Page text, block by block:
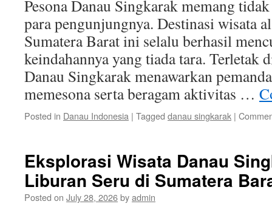
Pesona Danau Singkarak memang
para pengunjungnya. Destinasi wisata
Sumatera Barat ini selalu berhasil
keindahannya yang tiada tara. Terletak
Danau Singkarak menawarkan
memesona serta beragam aktivitas …
Posted in Danau Indonesia | Tagged danau singkarak |
Eksplorasi Wisata Danau
Liburan Seru di Sumatera
Posted on July 28, 2026byadmin